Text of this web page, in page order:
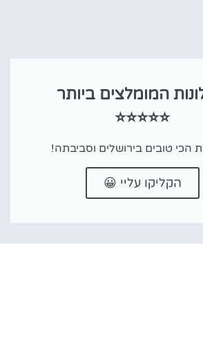
המומלצים ביותר
⭐⭐⭐⭐⭐
הכי טובים בירושלים וסביבתה!
הקליקו עליי 😀